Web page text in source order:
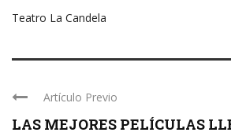
Teatro La Candela
Artículo Previo
LAS MEJORES PELÍCULAS